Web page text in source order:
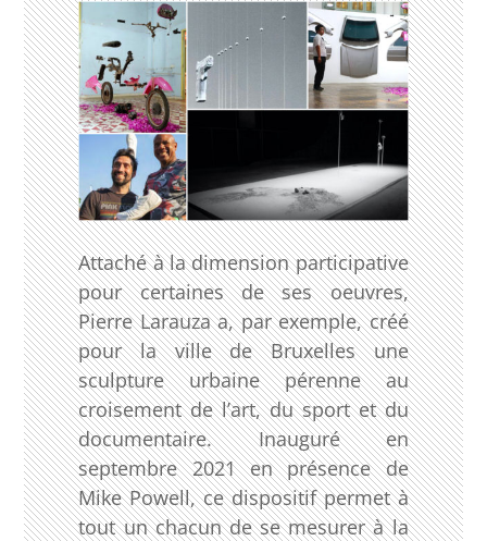
Attaché à la dimension participative
pour certaines de ses oeuvres,
Pierre Larauza a, par exemple, créé
pour la ville de Bruxelles une
sculpture urbaine pérenne au
croisement de l’art, du sport et du
documentaire. Inauguré en
septembre 2021 en présence de
Mike Powell, ce dispositif permet à
tout un chacun de se mesurer à la